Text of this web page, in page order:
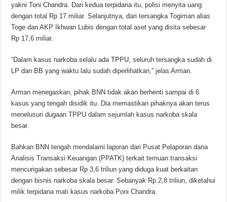
yakni Toni Chandra. Dari kedua terpidana itu, polisi menyita uang
dengan total Rp 17 miliar. Selanjutnya, dari tersangka Togiman alias
Toge dan AKP Ikhwan Lubis dengan total aset yang disita sebesar
Rp 17,6 miliar.
“Dalam kasus narkoba selalu ada TPPU, seluruh tersangka sudah di
LP dan BB yang waktu lalu sudah diperlihatkan,” jelas Arman.
Arman menegaskan, pihak BNN tidak akan berhenti sampai di 6
kasus yang tengah disidik itu. Dia memastikan pihaknya akan terus
menelusuri dugaan TPPU dalam sejumlah kasus narkoba skala
besar.
Bahkan BNN tengah mendalami laporan dari Pusat Pelaporan dana
Analisis Transaksi Keuangan (PPATK) terkait temuan transaksi
mencurigakan sebesar Rp 3,6 triliun yang diduga kuat berkaitan
dengan bisnis narkoba skala besar. Sebanyak Rp 2,8 triliun, diketahui
milik terpidana mati kasus narkoba Poni Chandra.